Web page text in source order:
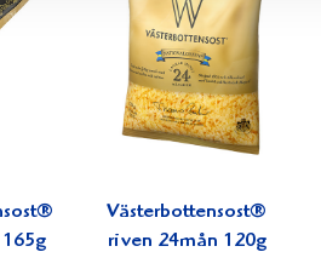
Västerbottensost®
riven 24mån 120g